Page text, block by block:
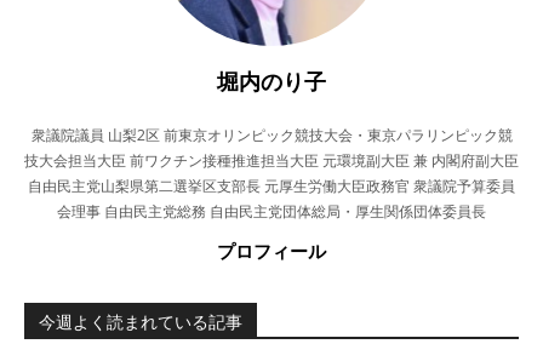
堀内のり子
衆議院議員 山梨2区 前東京オリンピック競技大会・東京パラリンピック競
技大会担当大臣 前ワクチン接種推進担当大臣 元環境副大臣 兼 内閣府副大臣
自由民主党山梨県第二選挙区支部長 元厚生労働大臣政務官 衆議院予算委員
会理事 自由民主党総務 自由民主党団体総局・厚生関係団体委員長
プロフィール
今週よく読まれている記事